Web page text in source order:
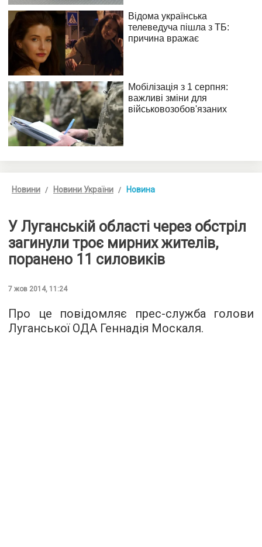
Новини Новини України Новина
У Луганській області через обстріл
загинули троє мирних жителів,
поранено 11 силовиків
7 жов 2014, 11:24
Про це повідомляє прес-служба голови
Луганської ОДА Геннадія Москаля.